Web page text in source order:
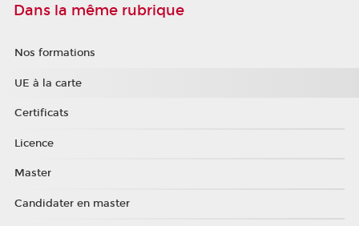
Dans la même rubrique
Nos formations
UE à la carte
Certificats
Licence
Master
Candidater en master